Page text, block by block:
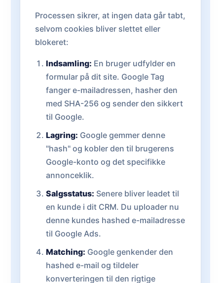
Processen sikrer, at ingen data går tabt,
selvom cookies bliver slettet eller
blokeret:
Indsamling: En bruger udfylder en
formular på dit site. Google Tag
fanger e-mailadressen, hasher den
med SHA-256 og sender den sikkert
til Google.
Lagring: Google gemmer denne
"hash" og kobler den til brugerens
Google-konto og det specifikke
annonceklik.
Salgsstatus: Senere bliver leadet til
en kunde i dit CRM. Du uploader nu
denne kundes hashed e-mailadresse
til Google Ads.
Matching: Google genkender den
hashed e-mail og tildeler
konverteringen til den rigtige